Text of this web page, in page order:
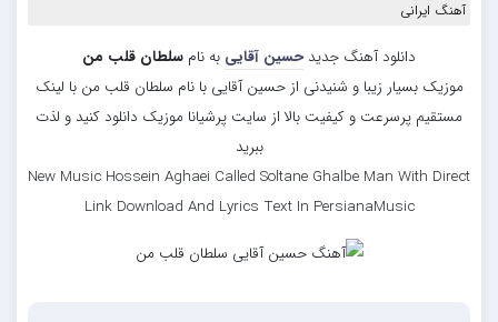
آهنگ ایرانی
دانلود آهنگ جدیدحسین آقایی به نام سلطان قلب من
موزیک بسیار زیبا و شنیدنی از حسین آقایی با نام سلطان قلب من با لینک
مستقیم پرسرعت و کیفیت بالا از سایت پرشیانا موزیک دانلود کنید و لذت
ببرید
New Music Hossein Aghaei Called Soltane Ghalbe Man With Direct
Link Download And Lyrics Text In PersianaMusic